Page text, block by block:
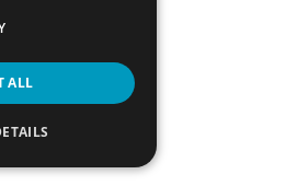
закрыто
хранения багажа DropandGo закрыт
или нужна дополнительная
ALL